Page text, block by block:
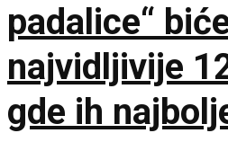
padalice“
najvidljivije
gde ih